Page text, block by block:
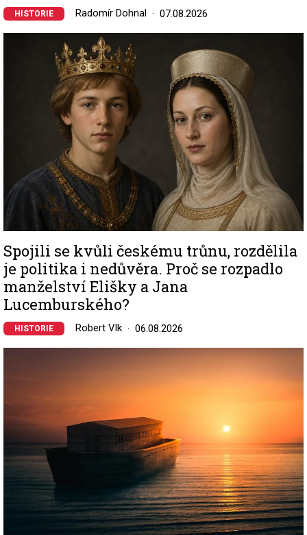
HISTORIE Radomír Dohnal 07.08.2026
Spojili se kvůli českému trůnu, rozdělila
je politika i nedůvěra. Proč se rozpadlo
manželství Elišky a Jana
Lucemburského?
HISTORIE Robert Vlk 06.08.2026